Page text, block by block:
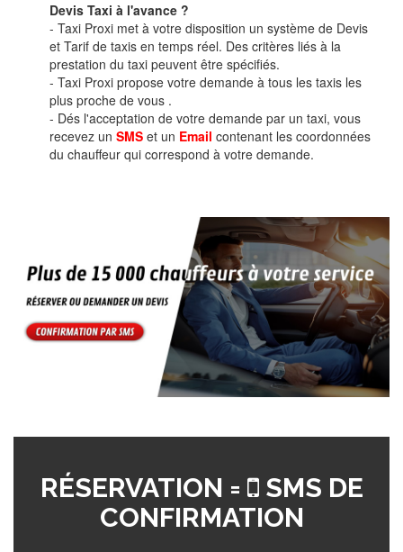
Devis Taxi à l'avance ?
- Taxi Proxi met à votre disposition un système de Devis
et Tarif de taxis en temps réel. Des critères liés à la
prestation du taxi peuvent être spécifiés.
- Taxi Proxi propose votre demande à tous les taxis les
plus proche de vous .
- Dés l'acceptation de votre demande par un taxi, vous
recevez un SMS et un Email contenant les coordonnées
du chauffeur qui correspond à votre demande.
RÉSERVATION =
SMS DE
CONFIRMATION